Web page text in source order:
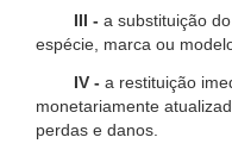
III - a substituição
espécie, marca ou
IV - a restituição
monetariamente
perdas e danos.